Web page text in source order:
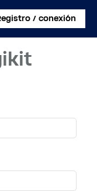
/ conexión